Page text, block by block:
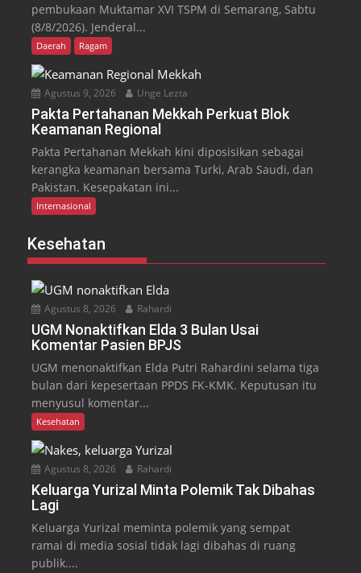
pembukaan Muktamar XVI TSPM di Semarang, Sabtu
(8/8/2026). Jenderal...
Daerah Ragam
Agustus 9, 2026 Unge Lezta
Pakta Pertahanan Mekkah Perkuat Blok
Keamanan Regional
Pakta Pertahanan Mekkah kini diposisikan sebagai
kerangka keamanan bersama Turki, Arab Saudi, dan
Pakistan. Kesepakatan ini...
Internasional
Kesehatan
Agustus 8, 2026 Rahardi
UGM Nonaktifkan Elda 3 Bulan Usai
Komentar Pasien BPJS
UGM menonaktifkan Elda Putri Rahardini selama tiga
bulan dari kepesertaan PPDS FK-KMK. Keputusan itu
menyusul komentar...
Kesehatan
Agustus 8, 2026 Rahardi
Keluarga Yurizal Minta Polemik Tak Dibahas
Lagi
Keluarga Yurizal meminta polemik yang sempat
ramai di media sosial tidak lagi dibahas di ruang
publik....